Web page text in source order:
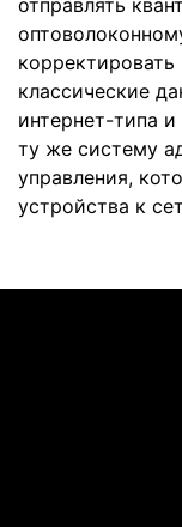
отправлять
классические
интернет-типа
ту же систему
управления,
устройства к